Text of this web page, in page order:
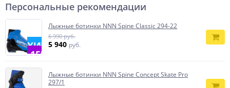
Персональные рекомендации
ХИТ
-15%
Лыжные ботинки NNN Spine Classic 294-22
6 990 руб.
5 940 руб.
Лыжные ботинки NNN Spine Concept Skate Pro
297/1